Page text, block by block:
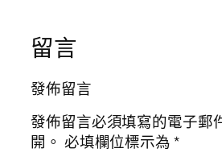
留言
發佈留言
發佈留言必須填寫的電子郵
開。 必填欄位標示為*